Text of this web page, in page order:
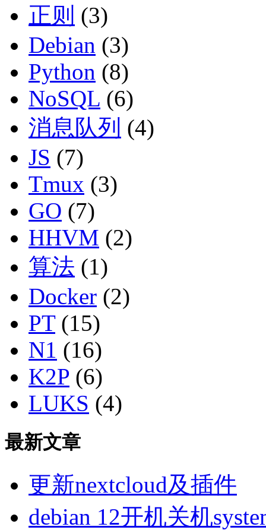
正则 (3)
Debian (3)
Python (8)
NoSQL (6)
消息队列 (4)
JS (7)
Tmux (3)
GO (7)
HHVM (2)
算法 (1)
Docker (2)
PT(15)
N1 (16)
K2P (6)
LUKS (4)
最新文章
更新nextcloud及插件
debian 12开机关机